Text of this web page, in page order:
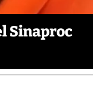
Sinaproc